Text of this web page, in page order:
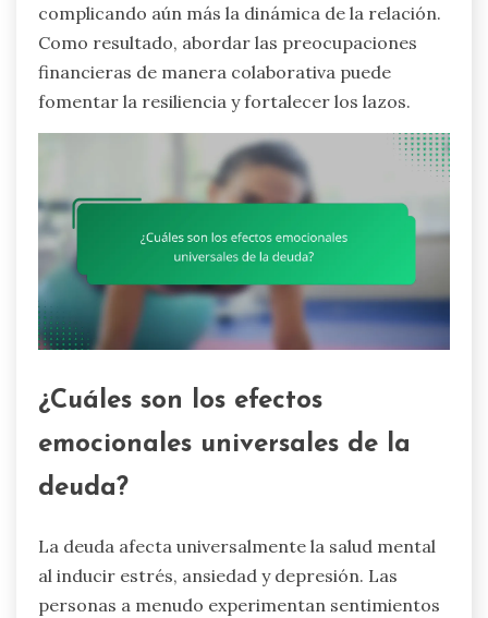
complicando aún más la dinámica de la relación.
Como resultado, abordar las preocupaciones
financieras de manera colaborativa puede
fomentar la resiliencia y fortalecer los lazos.
¿Cuáles son los efectos
emocionales universales de la
deuda?
La deuda afecta universalmente la salud mental
al inducir estrés, ansiedad y depresión. Las
personas a menudo experimentan sentimientos